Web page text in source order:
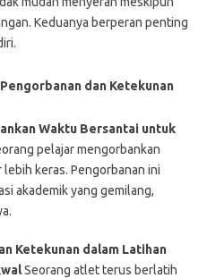
Keduanya berperan penting
dan Ketekunan
Waktu Bersantai untuk
pelajar mengorbankan
keras. Pengorbanan ini
akademik yang gemilang,
Ketekunan dalam Latihan
Seorang atlet terus berlatih